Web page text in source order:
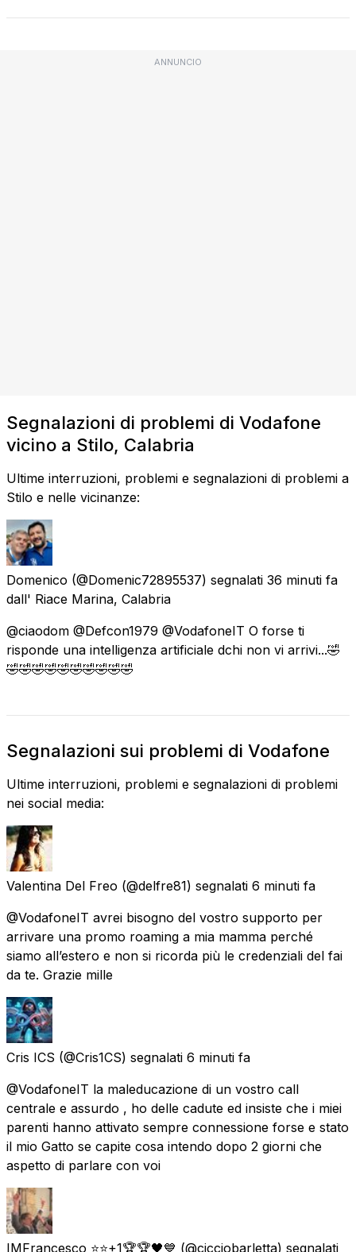
ANNUNCIO
Segnalazioni di problemi di Vodafone
vicino a Stilo, Calabria
Ultime interruzioni, problemi e segnalazioni di problemi a
Stilo e nelle vicinanze:
Domenico (@Domenic72895537) segnalati 36 minuti fa
dall' Riace Marina, Calabria
@ciaodom @Defcon1979 @VodafoneIT O forse ti
risponde una intelligenza artificiale dchi non vi arrivi...🤣
🤣🤣🤣🤣🤣🤣🤣🤣🤣🤣
Segnalazioni sui problemi di Vodafone
Ultime interruzioni, problemi e segnalazioni di problemi
nei social media:
Valentina Del Freo (@delfre81) segnalati 6 minuti fa
@VodafoneIT avrei bisogno del vostro supporto per
arrivare una promo roaming a mia mamma perché
siamo all’estero e non si ricorda più le credenziali del fai
da te. Grazie mille
Cris ICS (@Cris1CS) segnalati 6 minuti fa
@VodafoneIT la maleducazione di un vostro call
centrale e assurdo , ho delle cadute ed insiste che i miei
parenti hanno attivato sempre connessione forse e stato
il mio Gatto se capite cosa intendo dopo 2 giorni che
aspetto di parlare con voi
IMFrancesco ⭐⭐+1🏆🏆🖤💙 (@cicciobarletta) segnalati